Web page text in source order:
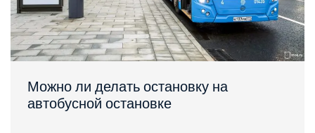
Можно ли делать остановку на
автобусной остановке